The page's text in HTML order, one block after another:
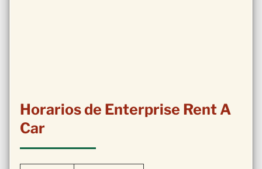
Horarios de Enterprise Rent A
Car